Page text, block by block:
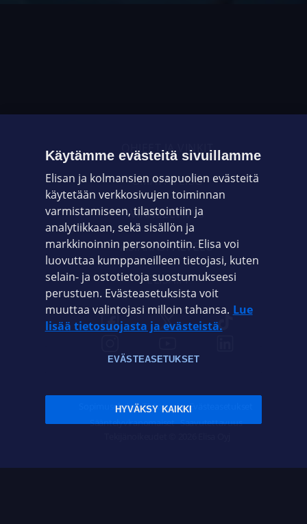
OHJEET JA VINKIT
OMAYHTEISÖ
VIANSELVITYS
ASIAKASPALVELU
ELISA.FI
Sopimusehdot Tietosuoja Evästeasetukset
Sääntelyviranomaiset Saavutettavuus
Käytämme evästeitä sivuillamme
Elisan ja kolmansien osapuolien evästeitä
käytetään verkkosivujen toiminnan
varmistamiseen, tilastointiin ja
analytiikkaan, sekä sisällön ja
markkinoinnin personointiin. Elisa voi
luovuttaa kumppaneilleen tietojasi, kuten
selain- ja ostotietoja suostumukseesi
perustuen. Evästeasetuksista voit
muuttaa valintojasi milloin tahansa. Lue
lisää tietosuojasta ja evästeistä.
EVÄSTEASETUKSET
HYVÄKSY KAIKKI